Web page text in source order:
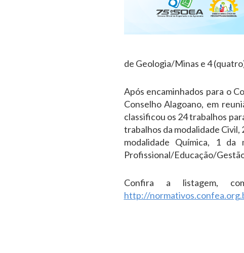
de Geologia/Minas e 4
Após encaminhados para o
Conselho Alagoano, em
classificou os 24 trabalhos
trabalhos da modalidade
modalidade Química, 1
Profissional/Educação/
Confira a listagem,
http://